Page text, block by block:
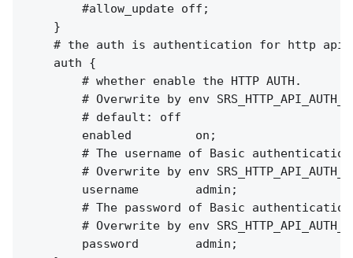
        #allow_update off;
    }
    # the auth is authentication for http api
    auth {
        # whether enable the HTTP AUTH.
# Overwrite by env
        # default: off
        enabled         on;
# The username of Basic
# Overwrite by env
        username        admin;
# The password of Basic
# Overwrite by env
        password        admin;